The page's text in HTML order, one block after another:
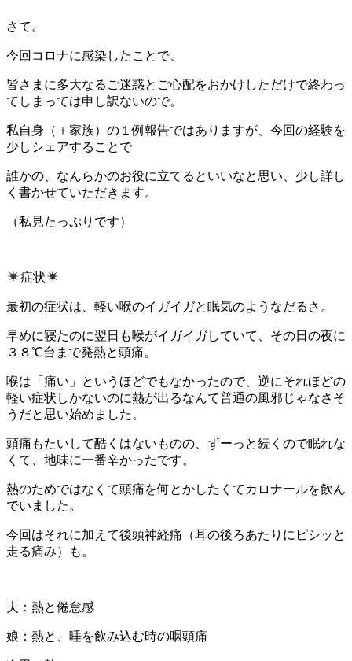
さて。
今回コロナに感染したことで、
皆さまに多大なるご迷惑とご心配をおかけしただけで終わっ
てしまっては申し訳ないので。
私自身（＋家族）の１例報告ではありますが、今回の経験を
少しシェアすることで
誰かの、なんらかのお役に立てるといいなと思い、少し詳し
く書かせていただきます。
（私見たっぷりです）
症状
最初の症状は、軽い喉のイガイガと眠気のようなだるさ。
早めに寝たのに翌日も喉がイガイガしていて、その日の夜に
３８℃台まで発熱と頭痛。
喉は「痛い」というほどでもなかったので、逆にそれほどの
軽い症状しかないのに熱が出るなんて普通の風邪じゃなさそ
うだと思い始めました。
頭痛もたいして酷くはないものの、ずーっと続くので眠れな
くて、地味に一番辛かったです。
熱のためではなくて頭痛を何とかしたくてカロナールを飲ん
でいました。
今回はそれに加えて後頭神経痛（耳の後ろあたりにピシッと
走る痛み）も。
夫：熱と倦怠感
娘：熱と、唾を飲み込む時の咽頭痛